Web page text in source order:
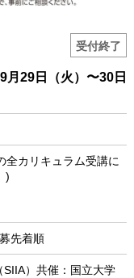
受付終了
月29日（火）〜30日
全カリキュラム受講に
)
先着順
）共催：国立大学